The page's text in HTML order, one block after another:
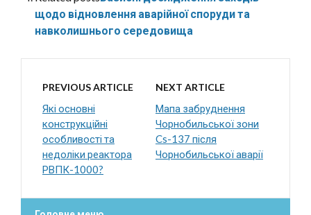
щодо відновлення аварійної споруди та
навколишнього середовища
PREVIOUS ARTICLE
Які основні
конструкційні
особливості та
недоліки реактора
РВПК-1000?
NEXT ARTICLE
Мапа забруднення
Чорнобильської зони
Cs-137 після
Чорнобильської аварії